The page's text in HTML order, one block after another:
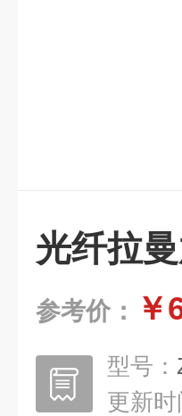
光纤拉
参考价： ￥
型号：
更新时